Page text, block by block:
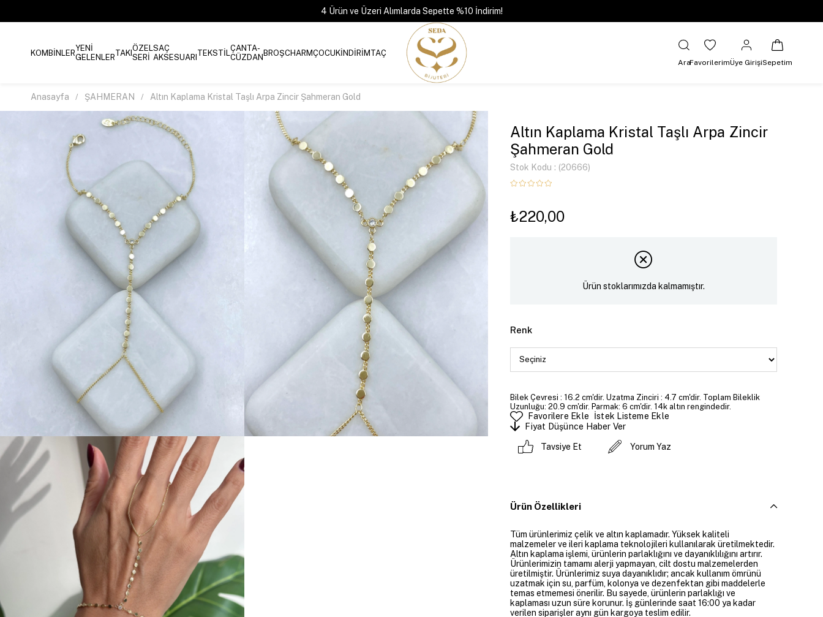
4 Ürün ve Üzeri Alımlarda Sepette %10 İndirim!
KOMBİNLERYENİ
GELENLERTAKIÖZEL
SERİ
SAÇ
AKSESUARI TEKSTİLÇANTA-
CÜZDANBROŞCHARMÇOCUKİNDİRİMTAÇ
AraFavorilerimÜye GirişiSepetim
Anasayfa ŞAHMERAN Altın Kaplama Kristal Taşlı Arpa Zincir Şahmeran Gold
Altın Kaplama Kristal Taşlı Arpa Zincir
Şahmeran Gold
Stok Kodu (20666)
₺220,00
Ürün stoklarımızda kalmamıştır.
Renk
Bilek Çevresi : 16.2 cm'dir. Uzatma Zinciri : 4.7 cm'dir. Toplam Bileklik
Uzunluğu: 20.9 cm'dir. Parmak: 6 cm'dir. 14k altın rengindedir.
Favorilere Ekle
İstek Listeme Ekle
Fiyat Düşünce Haber Ver
Tavsiye Et Yorum Yaz
Ürün Özellikleri
Tüm ürünlerimiz çelik ve altın kaplamadır. Yüksek kaliteli
malzemeler ve ileri kaplama teknolojileri kullanılarak üretilmektedir.
Altın kaplama işlemi, ürünlerin parlaklığını ve dayanıklılığını artırır.
Ürünlerimizin tamamı alerji yapmayan, cilt dostu malzemelerden
üretilmiştir. Ürünlerimiz suya dayanıklıdır; ancak kullanım ömrünü
uzatmak için su, parfüm, kolonya ve dezenfektan gibi maddelerle
temas etmemesi önerilir. Bu sayede, ürünlerin parlaklığı ve
kaplaması uzun süre korunur. İş günlerinde saat 16:00 ya kadar
verilen siparişler aynı gün kargoya teslim edilir.